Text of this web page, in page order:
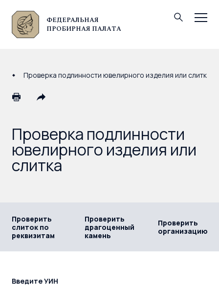
ФЕДЕРАЛЬНАЯ
ПРОБИРНАЯ ПАЛАТА
© Федеральная пробирная палата, 2026
Проверка подлинности ювелирного изделия или слитка
Проверка подлинности
ювелирного изделия или
слитка
Проверить
слиток по
реквизитам
Проверить
драгоценный
камень
Проверить
организацию
Введите УИН